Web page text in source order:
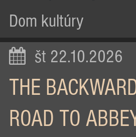
Dom kultúry
št 22.10.2026
THE
ROAD TO